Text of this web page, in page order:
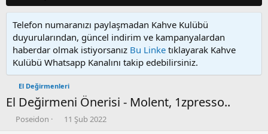
Telefon numaranızı paylaşmadan Kahve Kulübü
duyurularından, güncel indirim ve kampanyalardan
haberdar olmak istiyorsanız Bu Linke tıklayarak Kahve
Kulübü Whatsapp Kanalını takip edebilirsiniz.
El Değirmenleri
El Değirmeni Önerisi - Molent, 1zpresso..
K
Poseidon
B11 Şub 2022